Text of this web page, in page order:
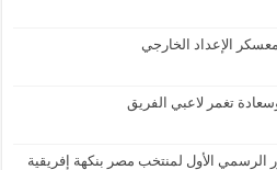
الإعداد الخارجي
تغمر لاعبي الفريق
الرسمي الأول لمنتخب مصر بنكهة إفريقية